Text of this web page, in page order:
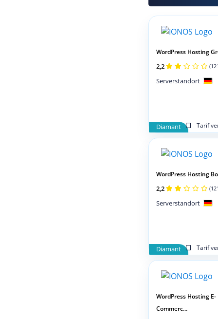
Diamant Tarif
WordPress Hosting
2,2
Serverstandort
Diamant Tarif
WordPress Hosting
2,2
Serverstandort
WordPress Hosting E-
Commerc...